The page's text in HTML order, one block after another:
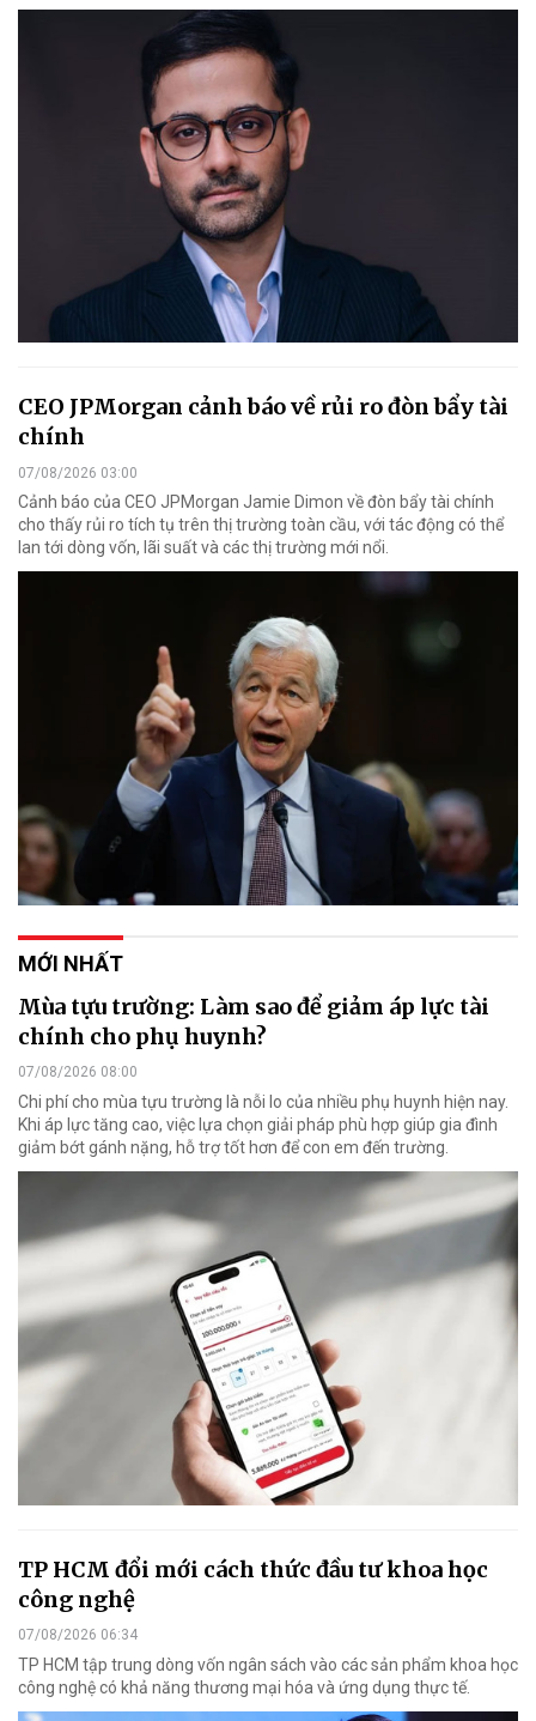
CEO JPMorgan cảnh báo về rủi ro đòn bẩy tài
chính
07/08/2026 03:00
Cảnh báo của CEO JPMorgan Jamie Dimon về đòn bẩy tài chính
cho thấy rủi ro tích tụ trên thị trường toàn cầu, với tác động có thể
lan tới dòng vốn, lãi suất và các thị trường mới nổi.
MỚI NHẤT
Mùa tựu trường: Làm sao để giảm áp lực tài
chính cho phụ huynh?
07/08/2026 08:00
Chi phí cho mùa tựu trường là nỗi lo của nhiều phụ huynh hiện nay.
Khi áp lực tăng cao, việc lựa chọn giải pháp phù hợp giúp gia đình
giảm bớt gánh nặng, hỗ trợ tốt hơn để con em đến trường.
TP HCM đổi mới cách thức đầu tư khoa học
công nghệ
07/08/2026 06:34
TP HCM tập trung dòng vốn ngân sách vào các sản phẩm khoa học
công nghệ có khả năng thương mại hóa và ứng dụng thực tế.